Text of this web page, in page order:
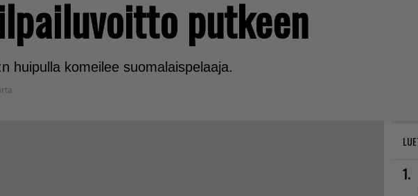
putkeen
huipulla komeilee suomalaispelaaja.